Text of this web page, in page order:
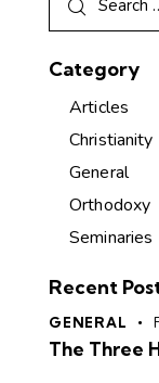
Category
Articles
Christianity
General
Orthodoxy
Seminaries
Recent
GENERAL
The Three